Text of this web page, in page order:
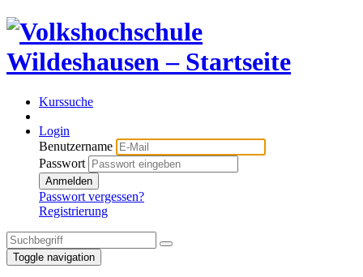
Kurssuche
Login
Benutzername
Passwort
Anmelden
Passwort vergessen?
Registrierung
Toggle navigation